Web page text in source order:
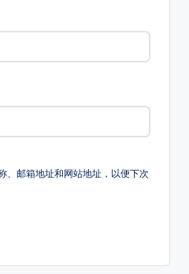
、邮箱地址和网站地址，以便下次